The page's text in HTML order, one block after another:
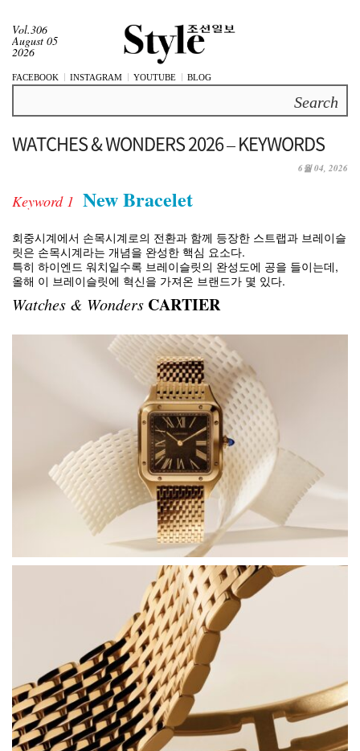
Vol.306
August 05
2026
FACEBOOK INSTAGRAM YOUTUBE BLOG
WATCHES & WONDERS 2026 – KEYWORDS
6월 04, 2026
Keyword 1 New Bracelet
회중시계에서 손목시계로의 전환과 함께 등장한 스트랩과 브레이슬
릿은 손목시계라는 개념을 완성한 핵심 요소다.
특히 하이엔드 워치일수록 브레이슬릿의 완성도에 공을 들이는데,
올해 이 브레이슬릿에 혁신을 가져온 브랜드가 몇 있다.
Watches & Wonders CARTIER